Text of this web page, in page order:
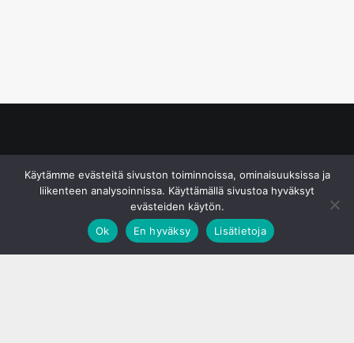
Käytämme evästeitä sivuston toiminnoissa, ominaisuuksissa ja
liikenteen analysoinnissa. Käyttämällä sivustoa hyväksyt
evästeiden käytön.
Ok
En hyväksy Lisätietoja